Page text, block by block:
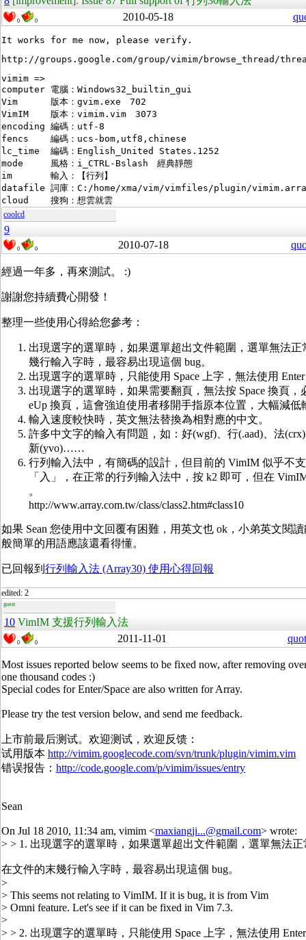
0 0 2010-05-18
vimim =>
computer 電腦：Windows32_builtin_gui
Vim	 版本：gvim.exe　702
VimIM	 版本：vimim.vim　3073
encoding 編碼：utf-8
fencs	 編碼：ucs-bom,utf8,chinese
lc_time	 編碼：English_United States.1252
mode	 風格：i_CTRL-Bslash　經典靜態
im	 輸入：【行列】
datafile 詞庫：C:/home/xma/vim/vimfiles/plugin/
coolcd
9
0 0 2010-07-18
經過一年多，再來測試。 :)
謝謝您持續費心開發！
整理一些使用心得給您參考：
出現選字的選單時，如果選單超出文件範圍，選單無法
幾行輸入字時，最容易出現這個 bug。
出現選字的選單時，只能使用 Space 上字，無法使用
出現選字的選單時，如果需要翻頁，無法按 Space 換頁，
eUp 換頁，這會強迫使用者移開手指原本位置，大幅減低
輸入速度較快時，英文無法替換為相對應的中文。
許多中文字的輸入有問題，如：好(wgf)、行(.aad)、法
新(yvo)……
行列輸入法中，有簡碼的設計，但目前的 VimIM 似乎不
「入」，在正常的行列輸入法中，按 k2 即可，但在
。
http://www.array.com.tw/class/class2.htm#class10
如果 Sean 您使用中文回覆有困難，用英文也 ok，小弟英文閱
般簡單的用語應該還看得懂。
已回報到 行列輸入法 (Array30) 使用心得回報
edited: 2
guest
10 VimIM 支援行列輸入法
0 0 2011-11-01
Most issues reported below seems to be fixed now, after removing
one thousand codes :)
Special codes for Enter/Space are also written for Array.
Please try the test version below, and send me feedback.
上市前最后测试。欢迎测试，欢迎反馈：
试用版本 http://vimim.googlecode.com/svn/trunk/plugin/vimim.vim
错误报告： http://code.google.com/p/vimim/issues/entry
Sean
On Jul 18 2010, 11:34 am, vimim <maxiangji...@gmail.com> wrote:
> > 1. 出現選字的選單時，如果選單超出文件範圍，選單無法
在文件的末幾行輸入字時，最容易出現這個 bug。
>
> This seems not relating to VimIM. If it is bug, it is from Vim
> Omni feature. Let's see if it can be fixed in Vim 7.3.
>
> > 2. 出現選字的選單時，只能使用 Space 上字，無法使用